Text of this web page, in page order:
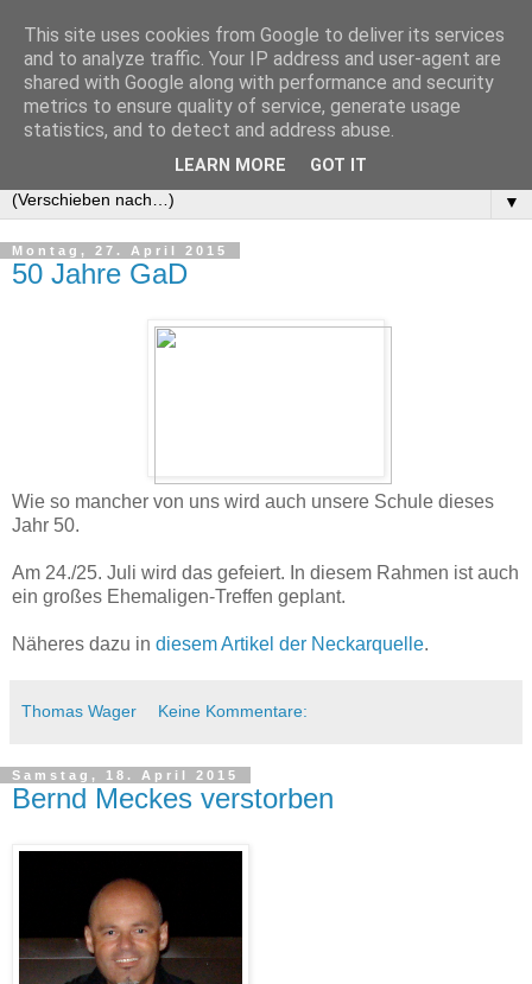
GaD Abi '84
Abi-Jahrgang 1984 des Gymnasium am Deutenberg in
Villingen-Schwenningen
▼
Montag, 27. April 2015
50 Jahre GaD
Wie so mancher von uns wird auch unsere Schule dieses
Jahr 50.
Am 24./25. Juli wird das gefeiert. In diesem Rahmen ist auch
ein großes Ehemaligen-Treffen geplant.
Näheres dazu in diesem Artikel der Neckarquelle.
Thomas Wager Keine Kommentare:
Samstag, 18. April 2015
Bernd Meckes verstorben
This site uses cookies from Google to deliver its services
and to analyze traffic. Your IP address and user-agent are
shared with Google along with performance and security
metrics to ensure quality of service, generate usage
statistics, and to detect and address abuse.
LEARN MORE GOT IT